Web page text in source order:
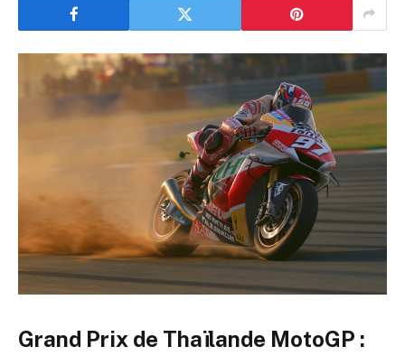
Grand Prix de Thaïlande MotoGP :